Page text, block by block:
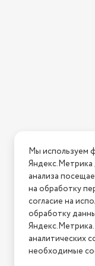
Нашли
2026 ©
Мы используем
Яндекс.Метрика
анализа
на обработку
согласие на
обработку
аналитических
необходимые